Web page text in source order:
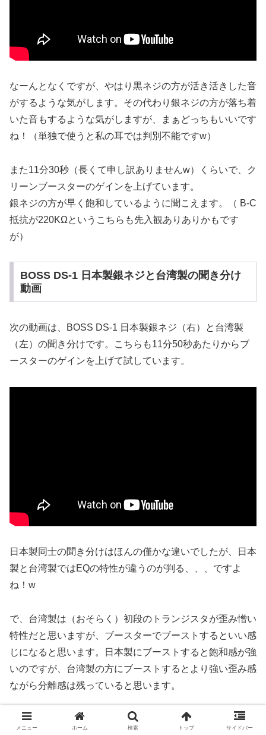
なーんとなくですが、やはり黒ネジの方が活き活きした音
がするような気がします。その代わり銀ネジの方が落ち着
いた音もするような気がしますが、まぁどっちもいいです
ね！（単独で使うと私の耳では判別不能ですw）
また11分30秒（長くて申し訳ありませんw）くらいで、ク
リーンブースターのゲインを上げています。
銀ネジの方が早く飽和しているように聞こえます。（ B-C
抵抗が220KΩというこちらも先入観ありありかもです
が）
BOSS DS-1 日本製銀ネジと台湾製の聞き分け
動画
次の動画は、BOSS DS-1 日本製銀ネジ（右）と台湾製
（左）の聞き分けです。こちらも11分50秒あたりからブ
ースターのゲインを上げて試しています。
日本製同士の聞き分けはほんの僅かな違いでしたが、日本
製と台湾製ではEQの特性が違うのが判る、、、ですよ
ね！w
で、台湾製は（おそらく）初段のトランジスタが歪み憎い
特性だと思いますが、ブースターでブーストするといい感
じになると思います。日本製にブーストすると飽和感が強
いのですが、台湾製の方にブーストするとより強い歪み感
ながら分離感は残っていると思います。
BOSS DS-1 日本製vs台湾製 まとめのまと
メニュー ホーム 検索 トップ サイドバー